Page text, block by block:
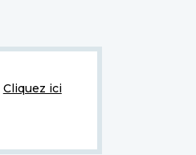
Cliquez ici